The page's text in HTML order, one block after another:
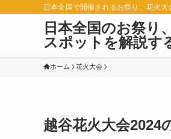
日本全国で開催されるお祭り、花火
日本全国のお祭り
スポットを解説す
ホーム 花火大会
越谷花火大会2024